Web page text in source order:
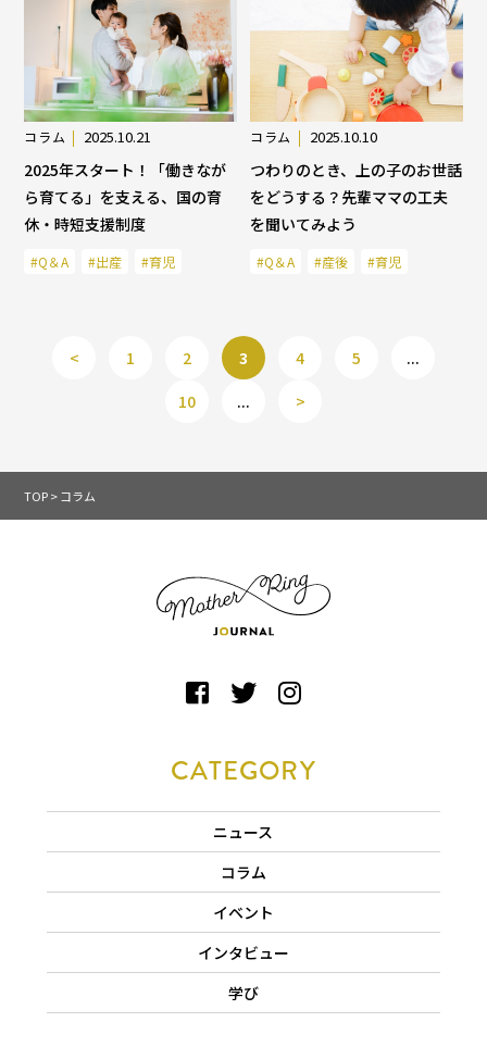
コラム 2025.10.21
2025年スタート！「働きなが
ら育てる」を支える、国の育
休・時短支援制度
#Q＆A #出産 #育児
コラム 2025.10.10
つわりのとき、上の子のお世話
をどうする？先輩ママの工夫
を聞いてみよう
#Q＆A #産後 #育児
< 1 2 3 4 5
...
10
... >
TOP>コラム
CATEGORY
ニュース
コラム
イベント
インタビュー
学び